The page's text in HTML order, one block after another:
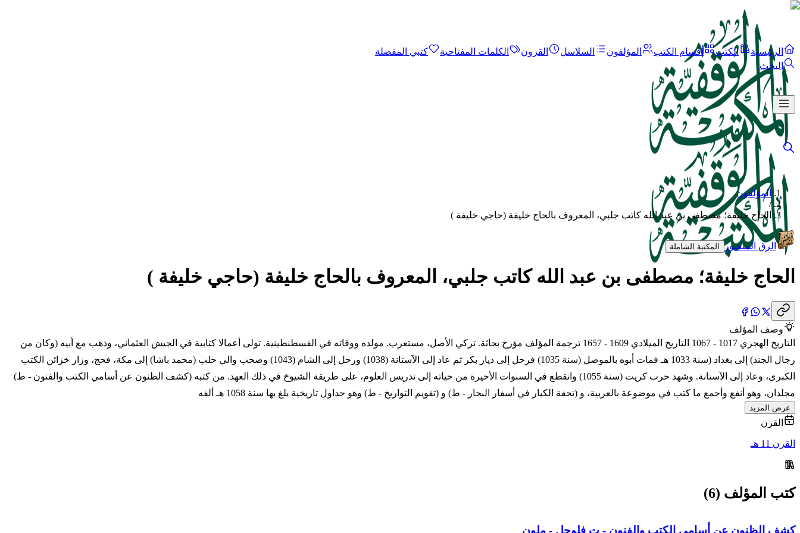
الرئيسية الكتب أقسام الكتب المؤلفون السلاسل القرون الكلمات المفتاحية
كتبي المفضلة
البحث
المؤلفون
/
الحاج خليفة؛ مصطفى بن عبد الله كاتب جلبي، المعروف بالحاج خليفة (حاجي خليفة )
الرق المنشور المكتبة الشاملة
الحاج خليفة؛ مصطفى بن عبد الله كاتب جلبي، المعروف بالحاج خليفة (حاجي خليفة )
وصف المؤلف
التاريخ الهجري 1017 - 1067 التاريخ الميلادي 1609 - 1657 ترجمة المؤلف مؤرخ بحاثة. تركي الأصل، مستعرب. مولده ووفاته في القسطنطينية. تولى أعمالا كتابية في الجيش العثماني، وذهب مع أبيه (وكان من
رجال الجند) إلى بغداد (سنة 1033 هـ فمات أبوه بالموصل (سنة 1035) فرحل إلى ديار بكر ثم عاد إلى الآستانة (1038) ورحل إلى الشام (1043) وصحب والي حلب (محمد باشا) إلى مكة، فحج، وزار خزائن الكتب
الكبرى، وعاد إلى الآستانة. وشهد حرب كريت (سنة 1055) وانقطع في السنوات الأخيرة من حياته إلى تدريس العلوم، على طريقة الشيوخ في ذلك العهد. من كتبه (كشف الظنون عن أسامي الكتب والفنون - ط)
مجلدان، وهو أنفع وأجمع ما كتب في موضوعة بالعربية، و (تحفة الكبار في أسفار البحار - ط) و (تقويم التواريخ - ط) وهو جداول تاريخية بلغ بها سنة 1058 هـ ألفه
عرض المزيد
القرن
القرن 11 هـ
كتب المؤلف (6)